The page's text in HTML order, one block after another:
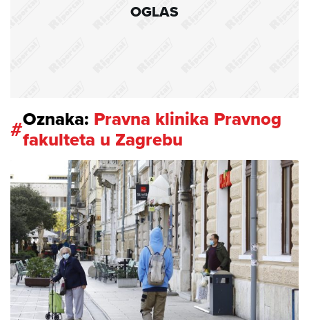
OGLAS
#Oznaka: Pravna klinika Pravnog
fakulteta u Zagrebu